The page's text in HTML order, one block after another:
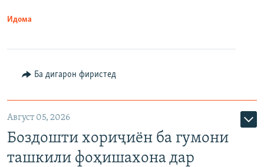
Идома
Ба дигарон фиристед
Август 05, 2026
Боздошти хориҷиён ба гумони
ташкили фоҳишахона дар